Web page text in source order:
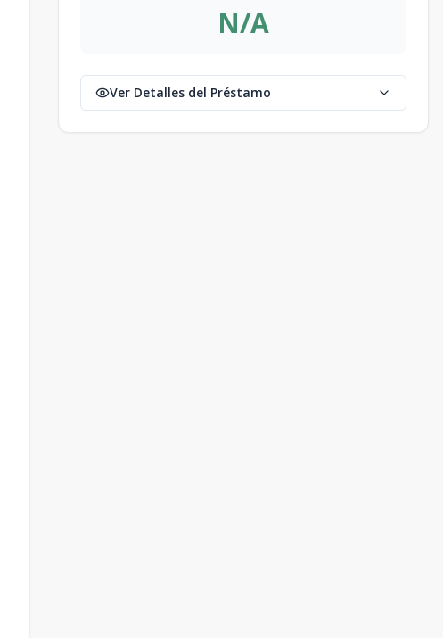
N/A
Ver Detalles del Préstamo